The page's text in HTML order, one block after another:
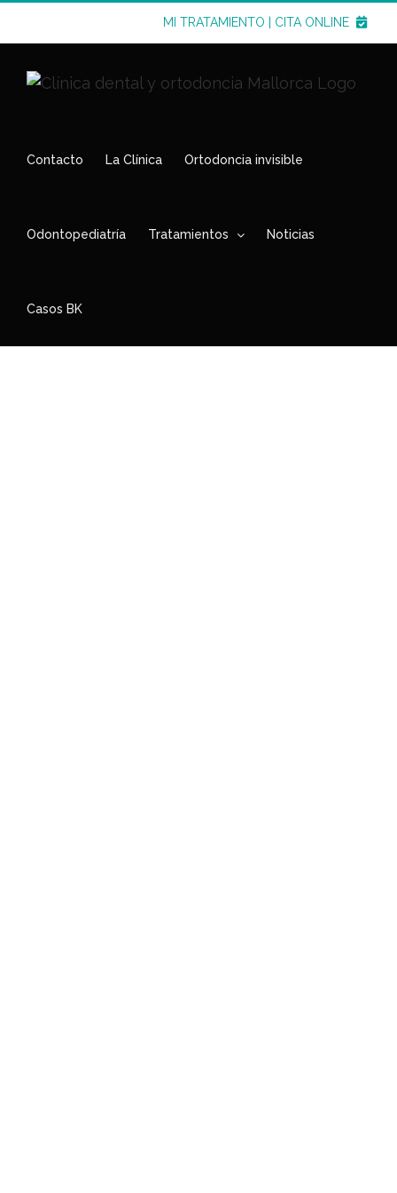
MI TRATAMIENTO CITA ONLINE
Contacto La Clínica Ortodoncia invisible
Odontopediatría Tratamientos Noticias
Casos BK